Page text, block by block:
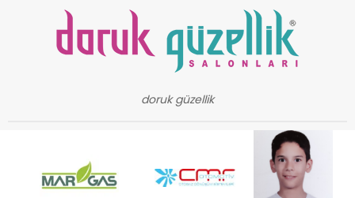
doruk güzellik